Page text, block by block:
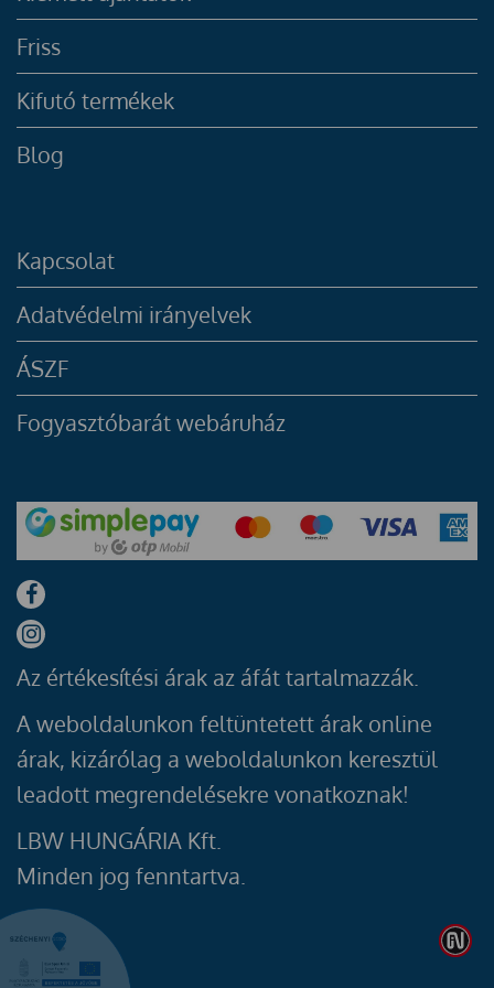
Friss
Kifutó termékek
Blog
Kapcsolat
Adatvédelmi irányelvek
ÁSZF
Fogyasztóbarát webáruház
Az értékesítési árak az áfát tartalmazzák.
A weboldalunkon feltüntetett árak online
árak, kizárólag a weboldalunkon keresztül
leadott megrendelésekre vonatkoznak!
LBW HUNGÁRIA Kft.
Minden jog fenntartva.